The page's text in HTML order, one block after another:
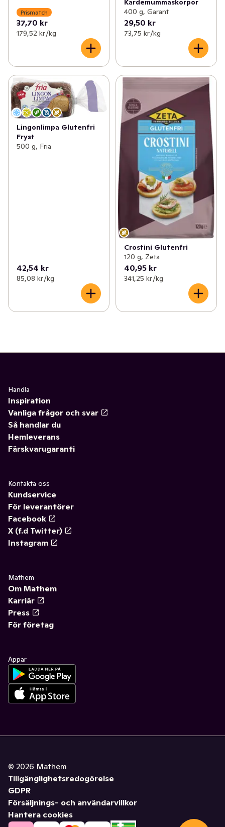
Prismatch
37,70 kr
179,52 kr /kg
Kardemummaskorpor
400 g, Garant
29,50 kr
73,75 kr /kg
Lingonlimpa Glutenfri
Fryst
500 g, Fria
42,54 kr
85,08 kr /kg
Crostini Glutenfri
120 g, Zeta
40,95 kr
341,25 kr /kg
Handla
Inspiration
Vanliga frågor och svar
Så handlar du
Hemleverans
Färskvarugaranti
Kontakta oss
Kundservice
För leverantörer
Facebook
X (f.d Twitter)
Instagram
Mathem
Om Mathem
Karriär
Press
För företag
Appar
© 2026 Mathem
Tillgänglighetsredogörelse
GDPR
Försäljnings- och användarvillkor
Hantera cookies